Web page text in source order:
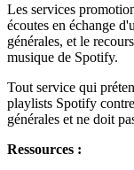
Les services
écoutes en échange
générales, et le
musique de Spotify.
Tout service qui
playlists Spotify
générales et ne doit
Ressources :